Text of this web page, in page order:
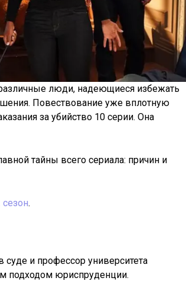
люди, надеющиеся избежать
Повествование уже вплотную
за убийство 10 серии. Она
тайны всего сериала: причин и
.
и профессор университета
подходом юриспруденции.